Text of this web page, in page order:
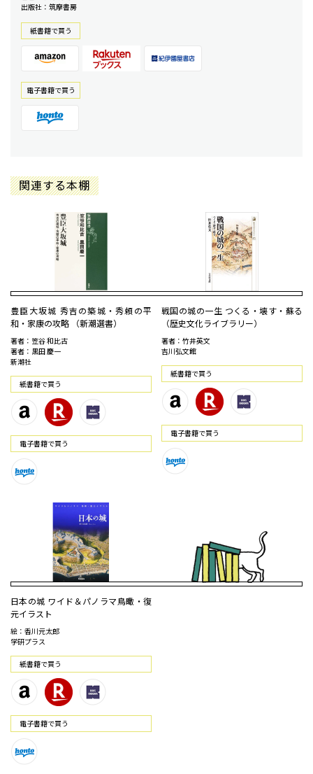
出版社：筑摩書房
紙書籍で買う
電⼦書籍で買う
関連する本棚
豊臣大坂城 秀吉の築城・秀頼の平
和・家康の攻略 （新潮選書）
著者：笠谷 和比古
著者：黒田 慶一
新潮社
紙書籍で買う
電⼦書籍で買う
戦国の城の一生 つくる・壊す・蘇る
（歴史文化ライブラリー）
著者：竹井英文
吉川弘文館
紙書籍で買う
電⼦書籍で買う
日本の城 ワイド＆パノラマ鳥瞰・復
元イラスト
絵：香川元太郎
学研プラス
紙書籍で買う
電⼦書籍で買う